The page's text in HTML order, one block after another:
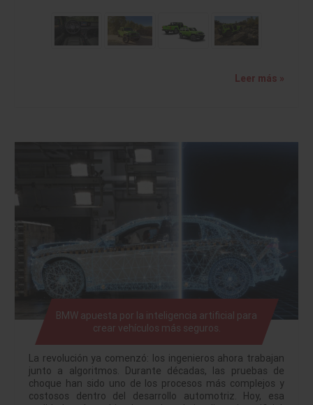
Leer más »
BMW apuesta por la inteligencia artificial para
crear vehículos más seguros.
La revolución ya comenzó: los ingenieros ahora trabajan
junto a algoritmos. Durante décadas, las pruebas de
choque han sido uno de los procesos más complejos y
costosos dentro del desarrollo automotriz. Hoy, esa